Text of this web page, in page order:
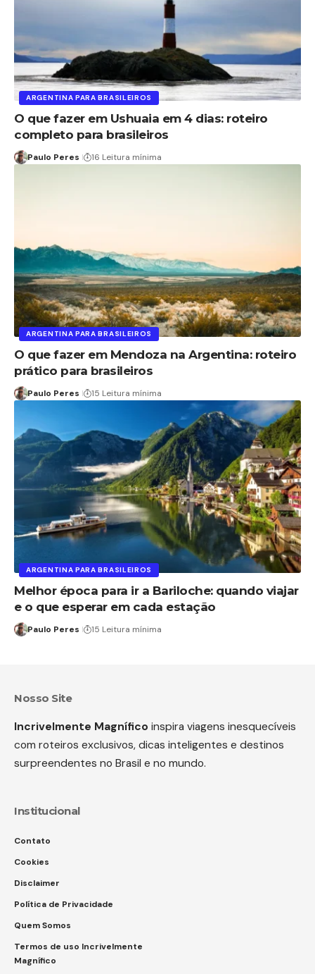
ARGENTINA PARA BRASILEIROS
O que fazer em Ushuaia em 4 dias: roteiro
completo para brasileiros
Paulo Peres 16 Leitura mínima
ARGENTINA PARA BRASILEIROS
O que fazer em Mendoza na Argentina: roteiro
prático para brasileiros
Paulo Peres 15 Leitura mínima
ARGENTINA PARA BRASILEIROS
Melhor época para ir a Bariloche: quando viajar
e o que esperar em cada estação
Paulo Peres 15 Leitura mínima
Nosso Site
Incrivelmente Magnífico inspira viagens inesquecíveis
com roteiros exclusivos, dicas inteligentes e destinos
surpreendentes no Brasil e no mundo.
Institucional
Contato
Cookies
Disclaimer
Política de Privacidade
Quem Somos
Termos de uso Incrivelmente
Magnífico